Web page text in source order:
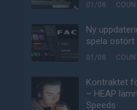
01/08
Ny
spela ostört
01/08
Kontraktet
– HEAP
Speeds